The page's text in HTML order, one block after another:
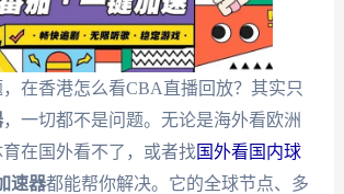
在香港怎么看CBA直播回放？其实只
，一切都不是问题。无论是海外看欧洲
在国外看不了，或者找国外看国内球
速器都能帮你解决。它的全球节点、多